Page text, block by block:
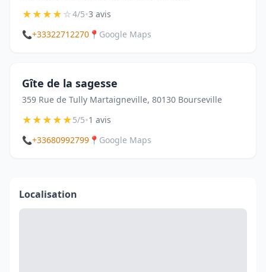
★★★★☆4/5•3 avis
📞+33322712270 📍 Google Maps
Gîte de la sagesse
359 Rue de Tully Martaigneville, 80130 Bourseville
★★★★★5/5•1 avis
📞+33680992799 📍 Google Maps
Localisation